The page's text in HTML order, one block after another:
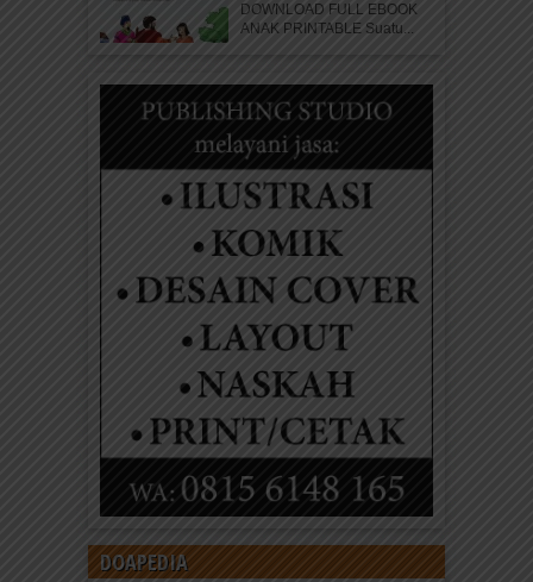
DOWNLOAD FULL EBOOK
ANAK PRINTABLE Suatu...
DOAPEDIA